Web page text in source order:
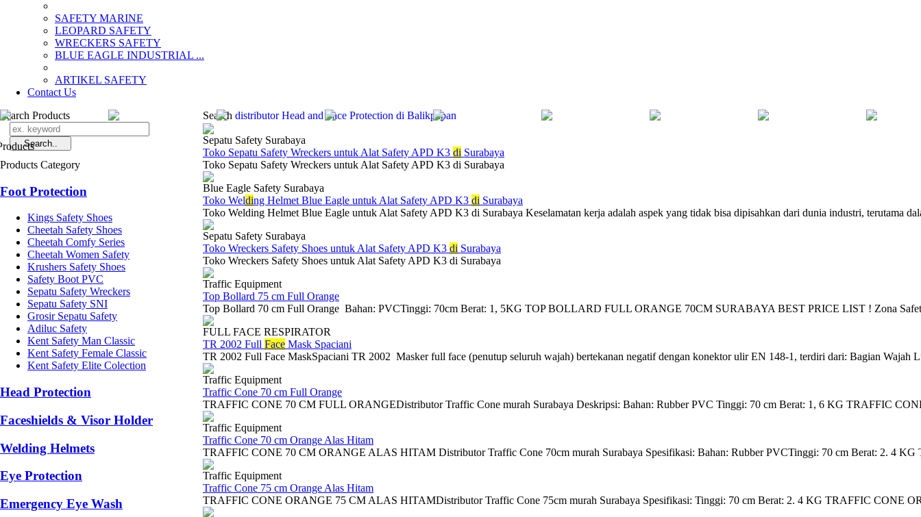
SAFETY MARINE
LEOPARD SAFETY
WRECKERS SAFETY
BLUE EAGLE INDUSTRIAL ...
­ARTIKEL SAFETY
Contact Us
Search Products
Products Category
Foot Protection
Kings Safety Shoes
Cheetah Safety Shoes
Cheetah Comfy Series
Cheetah Women Safety
Krushers Safety Shoes
Safety Boot PVC
Sepatu Safety Wreckers
Sepatu Safety SNI
Grosir Sepatu Safety
Adiluc Safety
Kent Safety Man Classic
Kent Safety Female Classic
Kent Safety Elite Colection
Head Protection
Faceshields & Visor Holder
Welding Helmets
Eye Protection
Emergency Eye Wash
Search distributor Head and Face Protection di Balikpapan
Sepatu Safety Surabaya
Toko Sepatu Safety Wreckers untuk Alat Safety APD K3 di Surabaya
Toko Sepatu Safety Wreckers untuk Alat Safety APD K3 di Surabaya
Blue Eagle Safety Surabaya
Toko Welding Helmet Blue Eagle untuk Alat Safety APD K3 di Surabaya
Toko Welding Helmet Blue Eagle untuk Alat Safety APD K3 di Surabaya Keselamatan kerja adalah aspek yang tidak bisa dipisahkan dari dunia industri, terutama
Sepatu Safety Surabaya
Toko Wreckers Safety Shoes untuk Alat Safety APD K3 di Surabaya
Toko Wreckers Safety Shoes untuk Alat Safety APD K3 di Surabaya
Traffic Equipment
Top Bollard 75 cm Full Orange
Top Bollard 70 cm Full Orange Bahan: PVCTinggi: 70cm Berat: 1, 5KG TOP BOLLARD FULL ORANGE 70CM SURABAYA BEST PRICE LIST ! Zona
FULL FACE RESPIRATOR
TR 2002 Full Face Mask Spaciani
TR 2002 Full Face MaskSpaciani TR 2002 Masker full face (penutup seluruh wajah) bertekanan negatif dengan konektor ulir EN 148-1, terdiri dari: Bagian Wajah
Traffic Equipment
Traffic Cone 70 cm Full Orange
TRAFFIC CONE 70 CM FULL ORANGEDistributor Traffic Cone murah Surabaya Deskripsi: Bahan: Rubber PVC Tinggi: 70 cm Berat: 1, 6 KG TRAFFIC
Traffic Equipment
Traffic Cone 70 cm Orange Alas Hitam
TRAFFIC CONE 70 CM ORANGE ALAS HITAM Distributor Traffic Cone 70cm murah Surabaya Spesifikasi: Bahan: Rubber PVCTinggi: 70 cm Berat: 2. 4
Traffic Equipment
Traffic Cone 75 cm Orange Alas Hitam
TRAFFIC CONE ORANGE 75 CM ALAS HITAMDistributor Traffic Cone 75cm murah Surabaya Spesifikasi: Tinggi: 70 cm Berat: 2. 4 KG TRAFFIC